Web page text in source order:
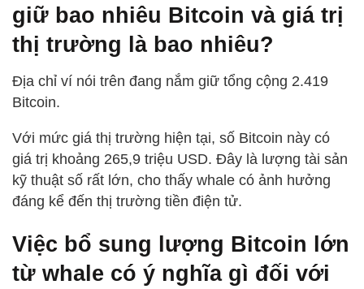
giữ bao nhiêu Bitcoin và giá trị
thị trường là bao nhiêu?
Địa chỉ ví nói trên đang nắm giữ tổng cộng 2.419
Bitcoin.
Với mức giá thị trường hiện tại, số Bitcoin này có
giá trị khoảng 265,9 triệu USD. Đây là lượng tài sản
kỹ thuật số rất lớn, cho thấy whale có ảnh hưởng
đáng kể đến thị trường tiền điện tử.
Việc bổ sung lượng Bitcoin lớn
từ whale có ý nghĩa gì đối với